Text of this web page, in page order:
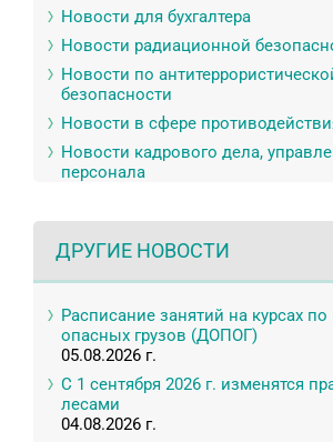
Новости для бухгалтера
Новости радиационной
Новости по
безопасности
Новости в сфере
Новости кадрового дела,
персонала
ДРУГИЕ НОВОСТИ
Расписание занятий на курсах
опасных грузов (ДОПОГ)
05.08.2026 г.
С 1 сентября 2026 г. изменятся
лесами
04.08.2026 г.